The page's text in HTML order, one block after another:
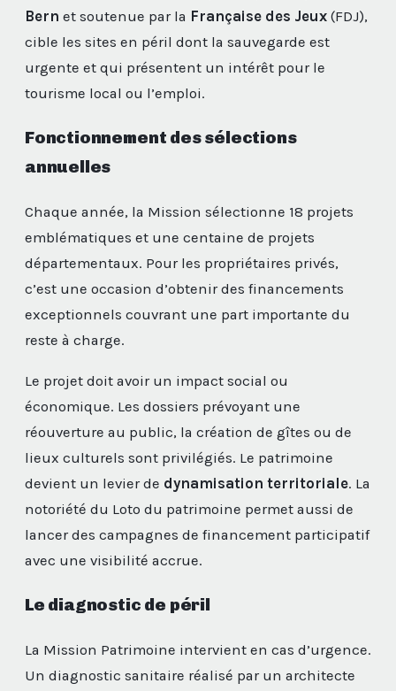
Bern et soutenue par la Française des Jeux (FDJ),
cible les sites en péril dont la sauvegarde est
urgente et qui présentent un intérêt pour le
tourisme local ou l’emploi.
Fonctionnement des sélections
annuelles
Chaque année, la Mission sélectionne 18 projets
emblématiques et une centaine de projets
départementaux. Pour les propriétaires privés,
c’est une occasion d’obtenir des financements
exceptionnels couvrant une part importante du
reste à charge.
Le projet doit avoir un impact social ou
économique. Les dossiers prévoyant une
réouverture au public, la création de gîtes ou de
lieux culturels sont privilégiés. Le patrimoine
devient un levier de dynamisation territoriale. La
notoriété du Loto du patrimoine permet aussi de
lancer des campagnes de financement participatif
avec une visibilité accrue.
Le diagnostic de péril
La Mission Patrimoine intervient en cas d’urgence.
Un diagnostic sanitaire réalisé par un architecte